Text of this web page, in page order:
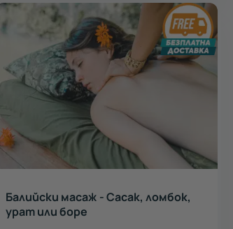
Балийски масаж - Сасак, ломбок,
урат или боре